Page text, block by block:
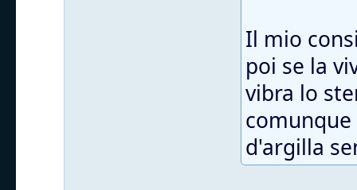
Il mio
poi se la
vibra lo
d'argilla